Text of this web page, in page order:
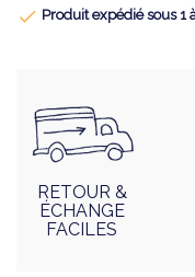
 Produit expédié sous 1
RETOUR &
ÉCHANGE
FACILES